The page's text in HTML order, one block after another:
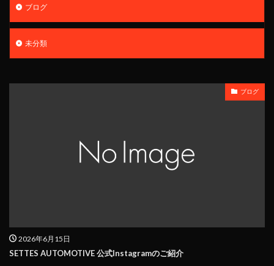
ブログ
未分類
ブログ
2026年6月15日
SETTES AUTOMOTIVE 公式Instagramのご紹介